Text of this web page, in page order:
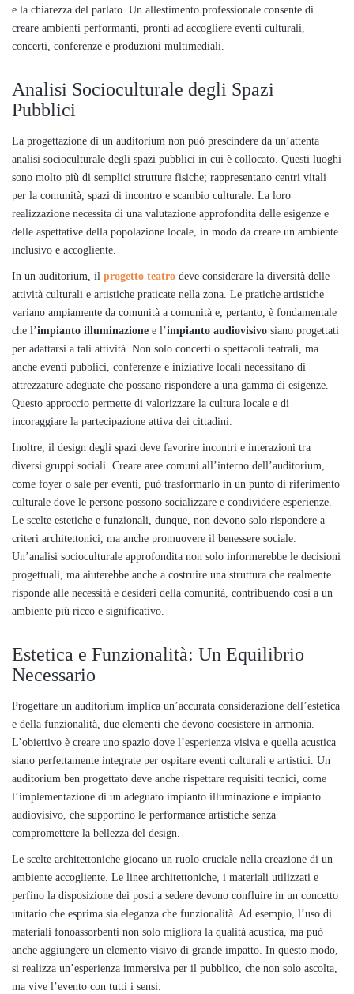
e la chiarezza del parlato. Un allestimento professionale consente di
creare ambienti performanti, pronti ad accogliere eventi culturali,
concerti, conferenze e produzioni multimediali.
Analisi Socioculturale degli Spazi
Pubblici
La progettazione di un auditorium non può prescindere da un’attenta
analisi socioculturale degli spazi pubblici in cui è collocato. Questi luoghi
sono molto più di semplici strutture fisiche; rappresentano centri vitali
per la comunità, spazi di incontro e scambio culturale. La loro
realizzazione necessita di una valutazione approfondita delle esigenze e
delle aspettative della popolazione locale, in modo da creare un ambiente
inclusivo e accogliente.
In un auditorium, il progetto teatro deve considerare la diversità delle
attività culturali e artistiche praticate nella zona. Le pratiche artistiche
variano ampiamente da comunità a comunità e, pertanto, è fondamentale
che l’impianto illuminazione e l’impianto audiovisivo siano progettati
per adattarsi a tali attività. Non solo concerti o spettacoli teatrali, ma
anche eventi pubblici, conferenze e iniziative locali necessitano di
attrezzature adeguate che possano rispondere a una gamma di esigenze.
Questo approccio permette di valorizzare la cultura locale e di
incoraggiare la partecipazione attiva dei cittadini.
Inoltre, il design degli spazi deve favorire incontri e interazioni tra
diversi gruppi sociali. Creare aree comuni all’interno dell’auditorium,
come foyer o sale per eventi, può trasformarlo in un punto di riferimento
culturale dove le persone possono socializzare e condividere esperienze.
Le scelte estetiche e funzionali, dunque, non devono solo rispondere a
criteri architettonici, ma anche promuovere il benessere sociale.
Un’analisi socioculturale approfondita non solo informerebbe le decisioni
progettuali, ma aiuterebbe anche a costruire una struttura che realmente
risponde alle necessità e desideri della comunità, contribuendo così a un
ambiente più ricco e significativo.
Estetica e Funzionalità: Un Equilibrio
Necessario
Progettare un auditorium implica un’accurata considerazione dell’estetica
e della funzionalità, due elementi che devono coesistere in armonia.
L’obiettivo è creare uno spazio dove l’esperienza visiva e quella acustica
siano perfettamente integrate per ospitare eventi culturali e artistici. Un
auditorium ben progettato deve anche rispettare requisiti tecnici, come
l’implementazione di un adeguato impianto illuminazione e impianto
audiovisivo, che supportino le performance artistiche senza
compromettere la bellezza del design.
Le scelte architettoniche giocano un ruolo cruciale nella creazione di un
ambiente accogliente. Le linee architettoniche, i materiali utilizzati e
perfino la disposizione dei posti a sedere devono confluire in un concetto
unitario che esprima sia eleganza che funzionalità. Ad esempio, l’uso di
materiali fonoassorbenti non solo migliora la qualità acustica, ma può
anche aggiungere un elemento visivo di grande impatto. In questo modo,
si realizza un’esperienza immersiva per il pubblico, che non solo ascolta,
ma vive l’evento con tutti i sensi.